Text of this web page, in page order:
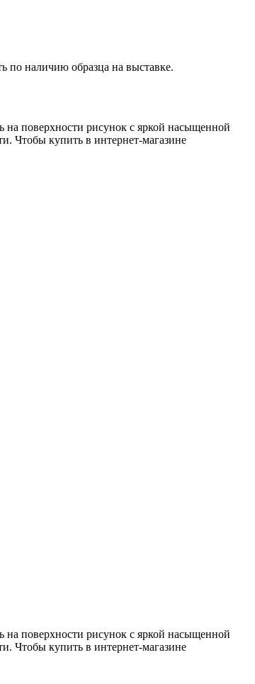
по наличию образца на выставке.
на поверхности рисунок с яркой насыщенной
Чтобы купить в интернет-магазине
на поверхности рисунок с яркой насыщенной
Чтобы купить в интернет-магазине